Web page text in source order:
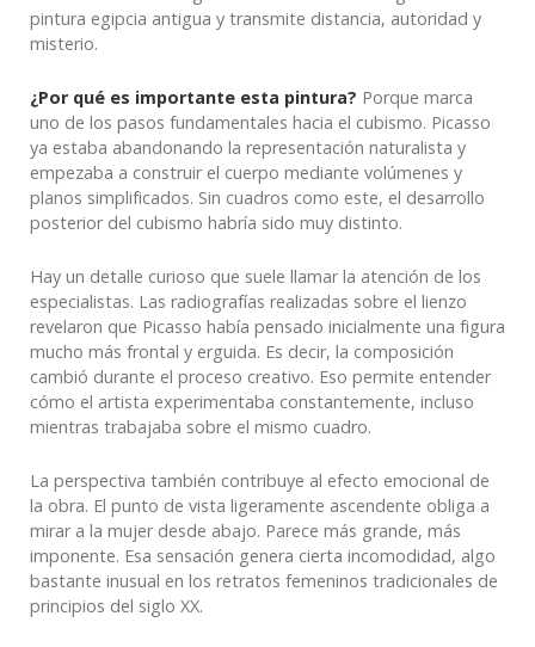
pintura egipcia antigua y transmite distancia, autoridad y
misterio.
¿Por qué es importante esta pintura? Porque marca
uno de los pasos fundamentales hacia el cubismo. Picasso
ya estaba abandonando la representación naturalista y
empezaba a construir el cuerpo mediante volúmenes y
planos simplificados. Sin cuadros como este, el desarrollo
posterior del cubismo habría sido muy distinto.
Hay un detalle curioso que suele llamar la atención de los
especialistas. Las radiografías realizadas sobre el lienzo
revelaron que Picasso había pensado inicialmente una figura
mucho más frontal y erguida. Es decir, la composición
cambió durante el proceso creativo. Eso permite entender
cómo el artista experimentaba constantemente, incluso
mientras trabajaba sobre el mismo cuadro.
La perspectiva también contribuye al efecto emocional de
la obra. El punto de vista ligeramente ascendente obliga a
mirar a la mujer desde abajo. Parece más grande, más
imponente. Esa sensación genera cierta incomodidad, algo
bastante inusual en los retratos femeninos tradicionales de
principios del siglo XX.